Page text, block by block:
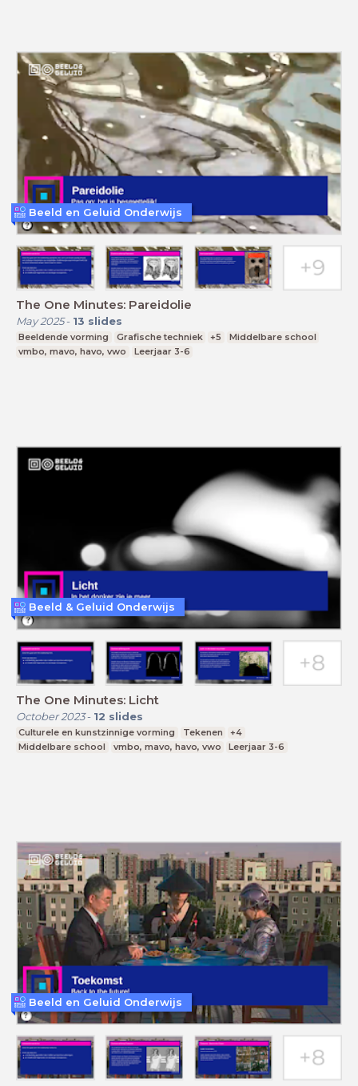
The One Minutes: Pareidolie
May 2025- 13 slides
Beeldende vorming Grafische techniek +5
Middelbare school
vmbo, mavo, havo, vwo
Leerjaar 3-6
Beeld en Geluid Onderwijs
The One Minutes: Licht
October 2023- 12 slides
Culturele en kunstzinnige vorming Tekenen
+4
Middelbare school
vmbo, mavo, havo, vwo Leerjaar 3-6
Beeld & Geluid Onderwijs
Beeld en Geluid Onderwijs